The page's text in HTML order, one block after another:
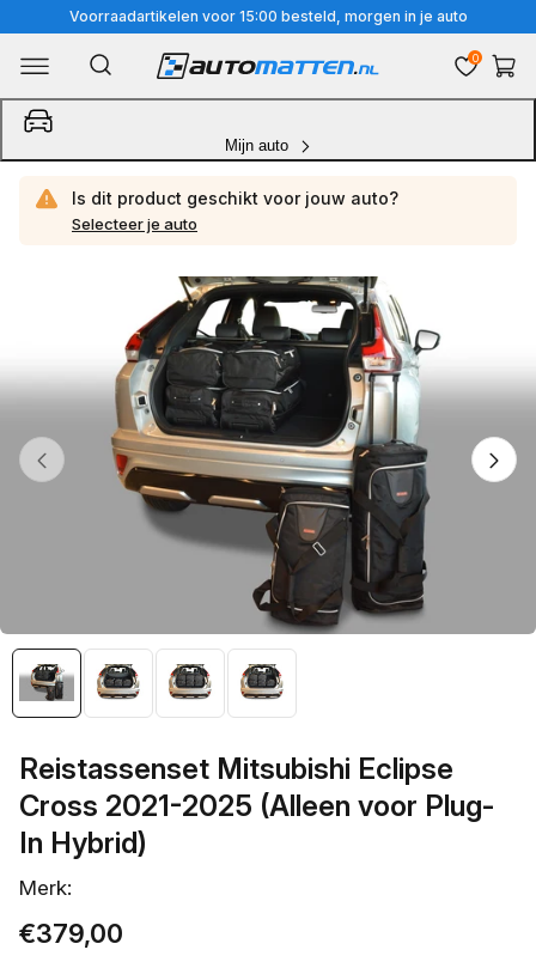
naar
content
Voorraadartikelen voor 15:00 besteld, morgen in je auto
Mijn auto
0
Is dit product geschikt voor jouw auto?
Selecteer je auto
productinformatie
1
van
media
openen
in
galerieweergave
1/van
4
Reistassenset Mitsubishi Eclipse
Cross 2021-2025 (Alleen voor Plug-
In Hybrid)
Merk:
Normale
€379,00